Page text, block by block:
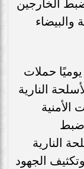
والبيضاء
حملات
‏النارية
النارية
‏الجهود